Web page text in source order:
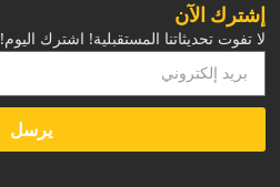
إشترك الآن
لا تفوت تحديثاتنا المستقبلية! اشترك اليوم!
يرسل